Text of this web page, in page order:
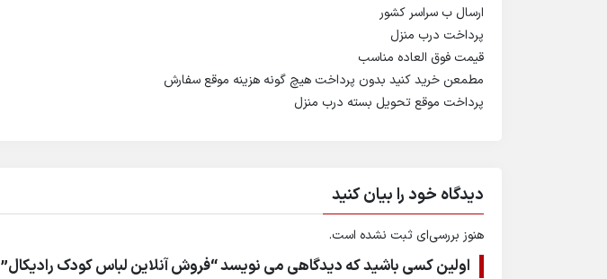
ارسال ب سراسر کشور
پرداخت درب منزل
قیمت فوق العاده مناسب
مطمعن خرید کنید بدون پرداخت هیچ گونه هزینه موقع سفارش
پرداخت موقع تحویل بسته درب منزل
دیدگاه خود را بیان کنید
هنوز بررسی‌ای ثبت نشده است.
اولین کسی باشید که دیدگاهی می نویسد “فروش آنلاین لباس کودک رادیکال”